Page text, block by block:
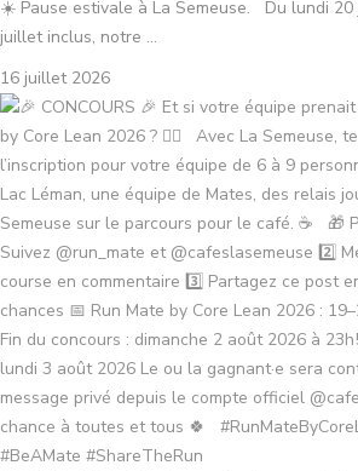
☀️ Pause estivale à La Semeuse. Du lundi
juillet inclus, notre ...
16 juillet 2026